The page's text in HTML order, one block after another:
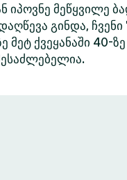
იპოვნე მეწყვილე
გინდა,
მეტ ქვეყანაში 40-